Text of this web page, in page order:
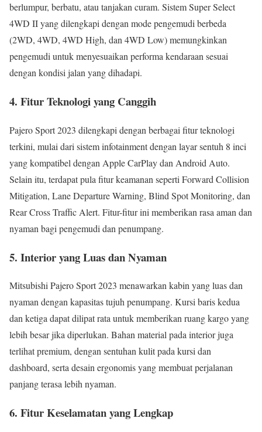
berlumpur, berbatu, atau tanjakan curam. Sistem Super Select
4WD II yang dilengkapi dengan mode pengemudi berbeda
(2WD, 4WD, 4WD High, dan 4WD Low) memungkinkan
pengemudi untuk menyesuaikan performa kendaraan sesuai
dengan kondisi jalan yang dihadapi.
4. Fitur Teknologi yang Canggih
Pajero Sport 2023 dilengkapi dengan berbagai fitur teknologi
terkini, mulai dari sistem infotainment dengan layar sentuh 8 inci
yang kompatibel dengan Apple CarPlay dan Android Auto.
Selain itu, terdapat pula fitur keamanan seperti Forward Collision
Mitigation, Lane Departure Warning, Blind Spot Monitoring, dan
Rear Cross Traffic Alert. Fitur-fitur ini memberikan rasa aman dan
nyaman bagi pengemudi dan penumpang.
5. Interior yang Luas dan Nyaman
Mitsubishi Pajero Sport 2023 menawarkan kabin yang luas dan
nyaman dengan kapasitas tujuh penumpang. Kursi baris kedua
dan ketiga dapat dilipat rata untuk memberikan ruang kargo yang
lebih besar jika diperlukan. Bahan material pada interior juga
terlihat premium, dengan sentuhan kulit pada kursi dan
dashboard, serta desain ergonomis yang membuat perjalanan
panjang terasa lebih nyaman.
6. Fitur Keselamatan yang Lengkap